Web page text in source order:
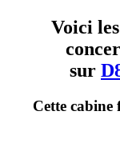
Voici
sur
Cette cabine